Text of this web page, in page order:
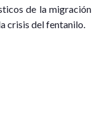
de la migración
crisis del fentanilo.